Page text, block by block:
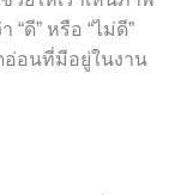
ดี” หรือ “ไม่ดี”
อ่อนที่มีอยู่ในงาน